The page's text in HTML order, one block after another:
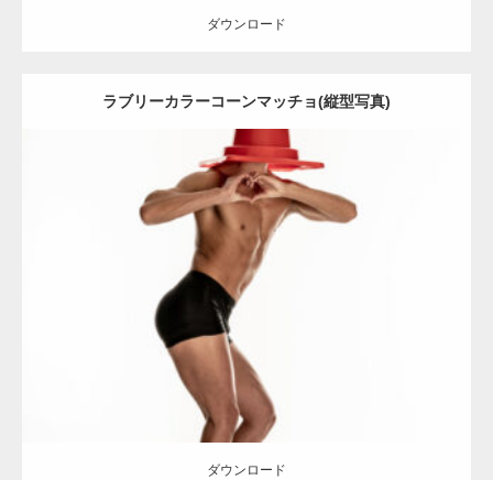
ダウンロード
ラブリーカラーコーンマッチョ(縦型写真)
Update: 2022.01.30
カラーコーンとマッチョ その他
ダウンロード
ダウンロード
ギネス世界記録…
【TV】TBS番組「ひるおび」にてマッスルプ
ラスが紹介されま…
TOKYO FMラジオ番組「ONE MORNING」
で紹介さ…